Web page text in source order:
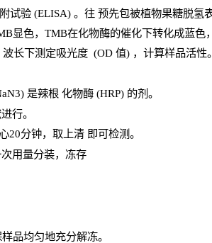
试验(ELISA) 。往 预先包被植物果糖脱氢
显色， TMB在化物酶的催化下转化成蓝色
波长下测定吸光度 (OD 值) ，计算样品活性。
3) 是辣根 化物酶(HRP) 的剂。
行。
20分钟，取上清 即可检测。
用量分装，冻存
品均匀地充分解冻。